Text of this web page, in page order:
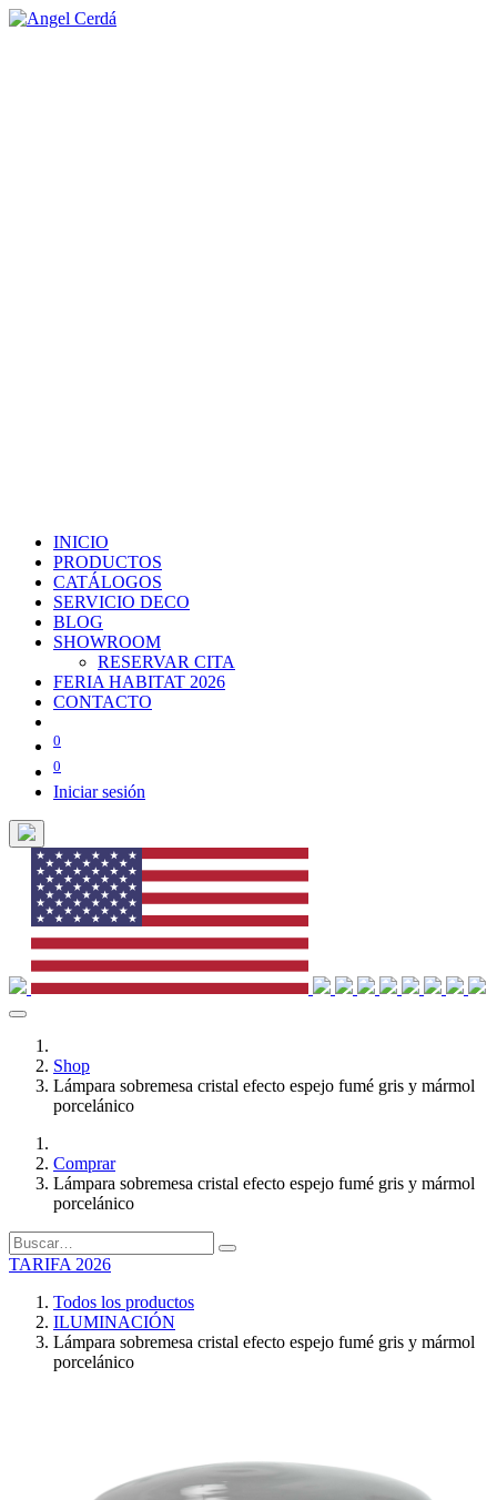
INICIO
PRODUCTOS
CATÁLOGOS
SERVICIO DECO
BLOG
SHOWROOM
RESERVAR CITA
FERIA HABITAT 2026
CONTACTO
0
0
Iniciar sesión
Shop
Lámpara sobremesa cristal efecto espejo fumé gris y mármol
porcelánico
Comprar
Lámpara sobremesa cristal efecto espejo fumé gris y mármol
porcelánico
TARIFA 2026
Todos los productos
ILUMINACIÓN
Lámpara sobremesa cristal efecto espejo fumé gris y mármol
porcelánico